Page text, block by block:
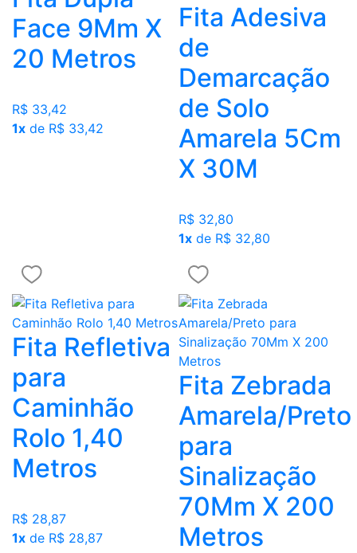
Face 9Mm X
20 Metros
R$ 33,42
1x de R$ 33,42
Fita Adesiva
de
Demarcação
de Solo
Amarela 5Cm
X 30M
R$ 32,80
1x de R$ 32,80
Fita Refletiva
para
Caminhão
Rolo 1,40
Metros
R$ 28,87
1x de R$ 28,87
Fita Zebrada
Amarela/Preto
para
Sinalização
70Mm X 200
Metros